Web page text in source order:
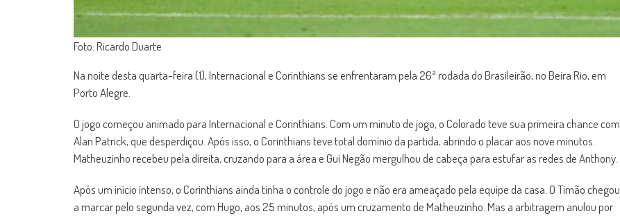
Foto: Ricardo Duarte
Na noite desta quarta-feira (1), Internacional e Corinthians se enfrentaram pela 26ª rodada do Brasileirão, no Beira Rio, em
Porto Alegre.
O jogo começou animado para Internacional e Corinthians. Com um minuto de jogo, o Colorado teve sua primeira chance com
Alan Patrick, que desperdiçou. Após isso, o Corinthians teve total domínio da partida, abrindo o placar aos nove minutos.
Matheuzinho recebeu pela direita, cruzando para a área e Gui Negão mergulhou de cabeça para estufar as redes de Anthony.
Após um início intenso, o Corinthians ainda tinha o controle do jogo e não era ameaçado pela equipe da casa. O Timão chegou
a marcar pelo segunda vez, com Hugo, aos 25 minutos, após um cruzamento de Matheuzinho. Mas a arbitragem anulou por